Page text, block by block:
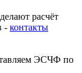
расчёт
- контакты
ЭСЧФ по